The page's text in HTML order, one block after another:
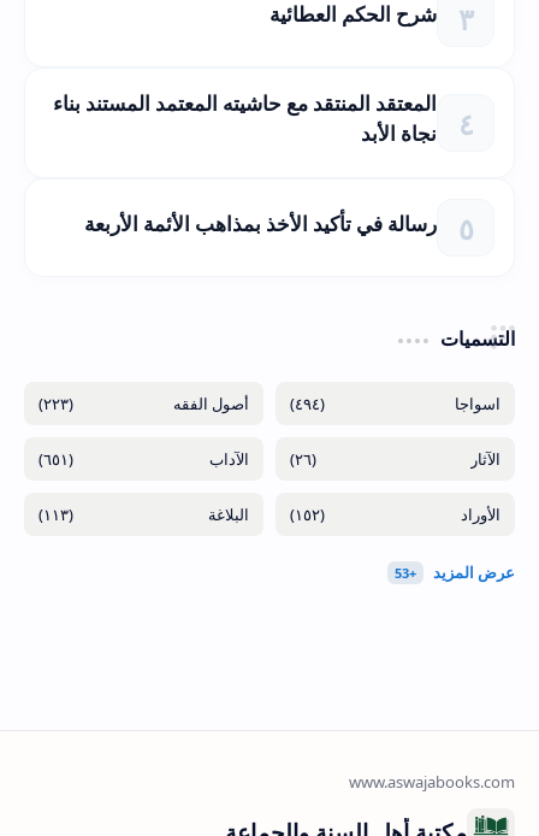
شرح الحكم العطائية
المعتقد المنتقد مع حاشيته المعتمد المستند بناء
نجاة الأبد
رسالة في تأكيد الأخذ بمذاهب الأئمة الأربعة
التسميات
(٤٩٤) (٢٢٣)
(٢٦) (٦٥١)
(١٥٢) (١١٣)